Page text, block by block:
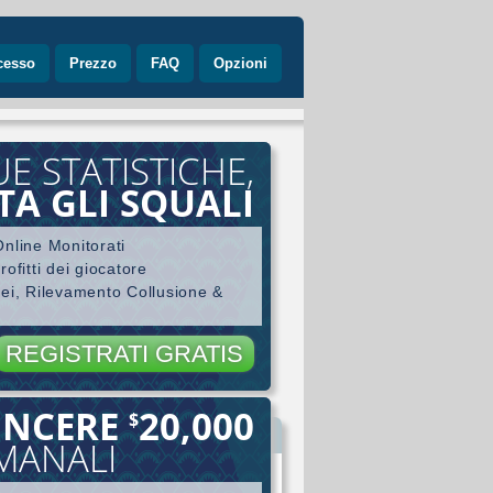
Prezzo FAQ Opzioni
STATISTICHE,
GLI SQUALI
Monitorati
dei giocatore
Rilevamento Collusione &
REGISTRATI GRATIS
$20,000